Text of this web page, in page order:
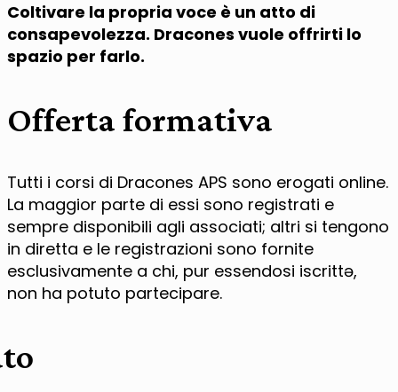
Coltivare la propria voce è un atto di
consapevolezza. Dracones vuole offrirti lo
spazio per farlo.
Offerta formativa
Tutti i corsi di Dracones APS sono erogati online.
La maggior parte di essi sono registrati e
sempre disponibili agli associati; altri si tengono
in diretta e le registrazioni sono fornite
esclusivamente a chi, pur essendosi iscrittə,
non ha potuto partecipare.